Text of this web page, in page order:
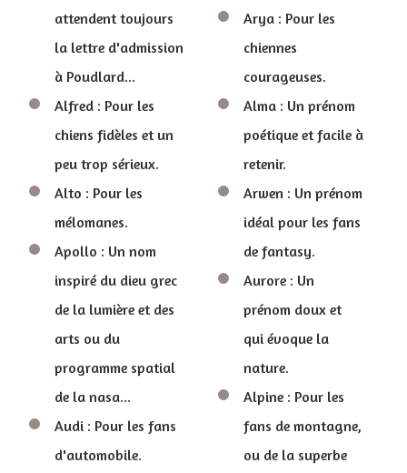
attendent toujours
la lettre d'admission
à Poudlard...
Alfred : Pour les
chiens fidèles et un
peu trop sérieux.
Alto : Pour les
mélomanes.
Apollo : Un nom
inspiré du dieu grec
de la lumière et des
arts ou du
programme spatial
de la nasa...
Audi : Pour les fans
d'automobile.
Arya : Pour les
chiennes
courageuses.
Alma : Un prénom
poétique et facile à
retenir.
Arwen : Un prénom
idéal pour les fans
de fantasy.
Aurore : Un
prénom doux et
qui évoque la
nature.
Alpine : Pour les
fans de montagne,
ou de la superbe